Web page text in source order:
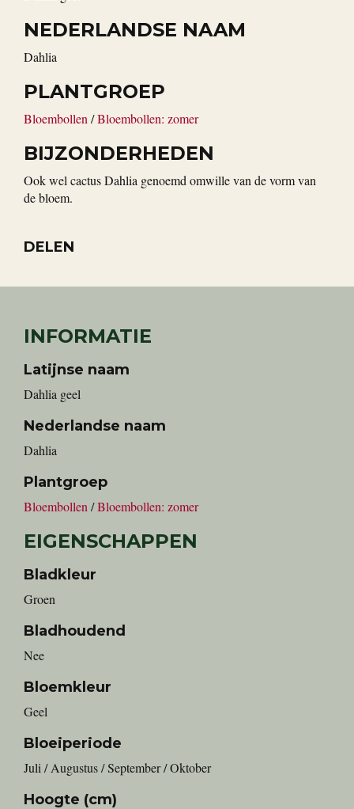
NEDERLANDSE NAAM
Dahlia
PLANTGROEP
Bloembollen /Bloembollen: zomer
BIJZONDERHEDEN
Ook wel cactus Dahlia genoemd omwille van de vorm van
de bloem.
DELEN
INFORMATIE
Latijnse naam
Dahlia geel
Nederlandse naam
Dahlia
Plantgroep
Bloembollen /Bloembollen: zomer
EIGENSCHAPPEN
Bladkleur
Groen
Bladhoudend
Nee
Bloemkleur
Geel
Bloeiperiode
Juli / Augustus / September / Oktober
Hoogte (cm)